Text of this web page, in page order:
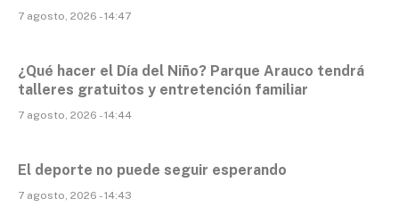
7 agosto, 2026 - 14:47
¿Qué hacer el Día del Niño? Parque Arauco tendrá
talleres gratuitos y entretención familiar
7 agosto, 2026 - 14:44
El deporte no puede seguir esperando
7 agosto, 2026 - 14:43